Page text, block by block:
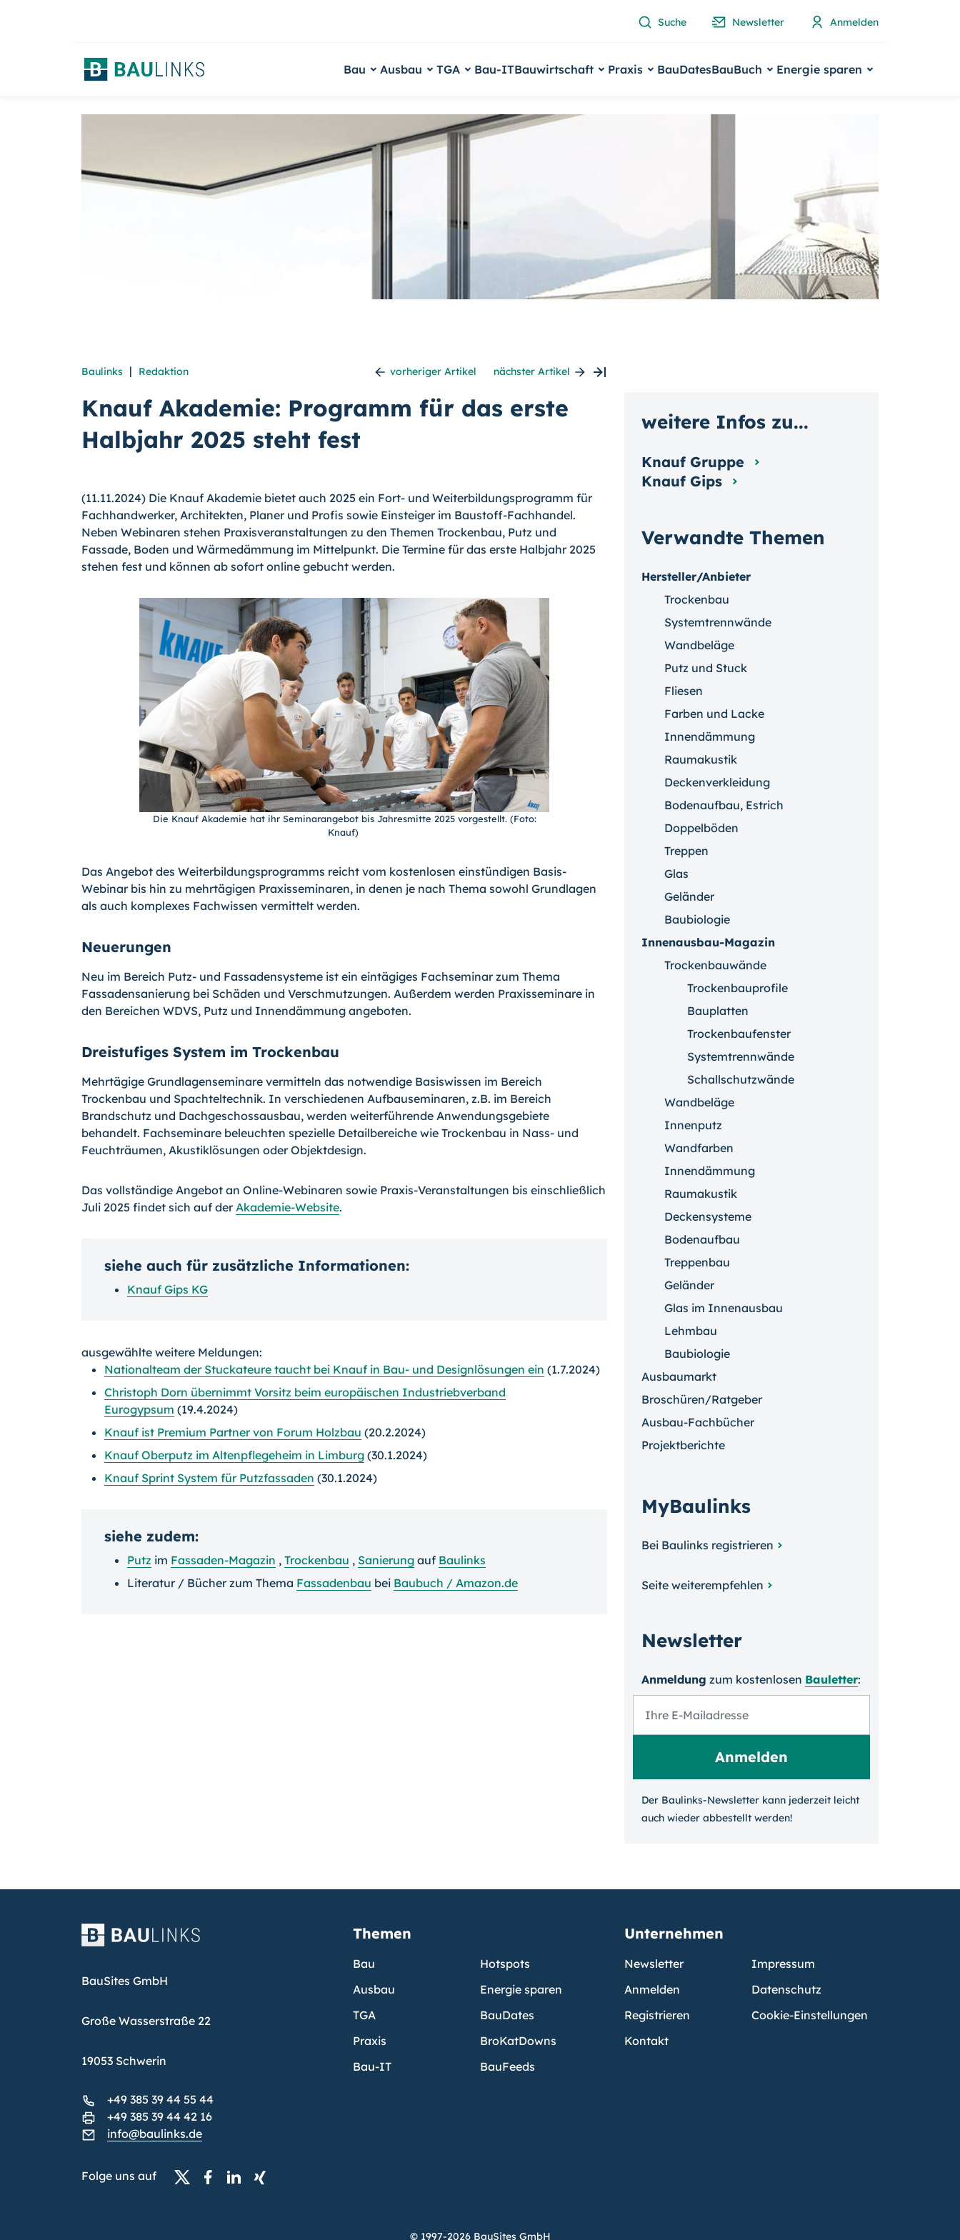
Suche Newsletter Anmelden
Bau Ausbau TGA Bau-ITBauwirtschaft Praxis BauDatesBauBuch Energie sparen
Baulinks | Redaktion vorheriger Artikel nächster Artikel
Knauf Akademie: Programm für das erste
Halbjahr 2025 steht fest
(11.11.2024) Die Knauf Akademie bietet auch 2025 ein Fort- und Weiterbildungsprogramm für
Fachhandwerker, Architekten, Planer und Profis sowie Einsteiger im Baustoff-Fachhandel.
Neben Webinaren stehen Praxisveranstaltungen zu den Themen Trockenbau, Putz und
Fassade, Boden und Wärmedämmung im Mittelpunkt. Die Termine für das erste Halbjahr 2025
stehen fest und können ab sofort online gebucht werden.
Die Knauf Akademie hat ihr Seminarangebot bis Jahresmitte 2025 vorgestellt. (Foto:
Knauf)
Das Angebot des Weiterbildungsprogramms reicht vom kostenlosen einstündigen Basis-
Webinar bis hin zu mehrtägigen Praxisseminaren, in denen je nach Thema sowohl Grundlagen
als auch komplexes Fachwissen vermittelt werden.
Neuerungen
Neu im Bereich Putz- und Fassadensysteme ist ein eintägiges Fachseminar zum Thema
Fassadensanierung bei Schäden und Verschmutzungen. Außerdem werden Praxisseminare in
den Bereichen WDVS, Putz und Innendämmung angeboten.
Dreistufiges System im Trockenbau
Mehrtägige Grundlagenseminare vermitteln das notwendige Basiswissen im Bereich
Trockenbau und Spachteltechnik. In verschiedenen Aufbauseminaren, z.B. im Bereich
Brandschutz und Dachgeschossausbau, werden weiterführende Anwendungsgebiete
behandelt. Fachseminare beleuchten spezielle Detailbereiche wie Trockenbau in Nass- und
Feuchträumen, Akustiklösungen oder Objektdesign.
Das vollständige Angebot an Online-Webinaren sowie Praxis-Veranstaltungen bis einschließlich
Juli 2025 findet sich auf derAkademie-Website.
siehe auch für zusätzliche Informationen:
Knauf Gips KG
ausgewählte weitere Meldungen:
Nationalteam der Stuckateure taucht bei Knauf in Bau- und Designlösungen ein (1.7.2024)
Christoph Dorn übernimmt Vorsitz beim europäischen Industriebverband
Eurogypsum (19.4.2024)
Knauf ist Premium Partner von Forum Holzbau (20.2.2024)
Knauf Oberputz im Altenpflegeheim in Limburg (30.1.2024)
Knauf Sprint System für Putzfassaden (30.1.2024)
siehe zudem:
Putz im Fassaden-Magazin , Trockenbau , Sanierung auf Baulinks
Literatur / Bücher zum Thema Fassadenbau bei Baubuch / Amazon.de
Verwandte Themen
Hersteller/Anbieter
Trockenbau
Systemtrennwände
Wandbeläge
Putz und Stuck
Fliesen
Farben und Lacke
Innendämmung
Raumakustik
Deckenverkleidung
Bodenaufbau, Estrich
Doppelböden
Treppen
Glas
Geländer
Baubiologie
Innenausbau-Magazin
Trockenbauwände
Trockenbauprofile
Bauplatten
Trockenbaufenster
Systemtrennwände
Schallschutzwände
Wandbeläge
Innenputz
Wandfarben
Innendämmung
Raumakustik
Deckensysteme
Bodenaufbau
Treppenbau
Geländer
Glas im Innenausbau
Lehmbau
Baubiologie
Ausbaumarkt
Broschüren/Ratgeber
Ausbau-Fachbücher
Projektberichte
MyBaulinks
Bei Baulinks registrieren
Seite weiterempfehlen
Newsletter
Anmeldung zum kosten­losen Bauletter:
Der Baulinks-Newsletter kann jeder­zeit leicht
auch wieder ab­bestellt werden!
weitere Infos zu...
Knauf Gruppe
Knauf Gips
BauSites GmbH
Große Wasserstraße 22
19053 Schwerin
+49 385 39 44 55 44
+49 385 39 44 42 16
info@baulinks.de
Folge uns auf
Themen
Bau
Ausbau
TGA
Praxis
Bau-IT
Hotspots
Energie sparen
BauDates
BroKatDowns
BauFeeds
Unternehmen
Newsletter
Anmelden
Registrieren
Kontakt
Impressum
Datenschutz
Cookie-Einstellungen
© 1997-2026 BauSites GmbH